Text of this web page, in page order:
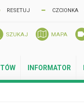
RESETUJ CZCIONKA
SZUKAJ MAPA
INFORMATOR